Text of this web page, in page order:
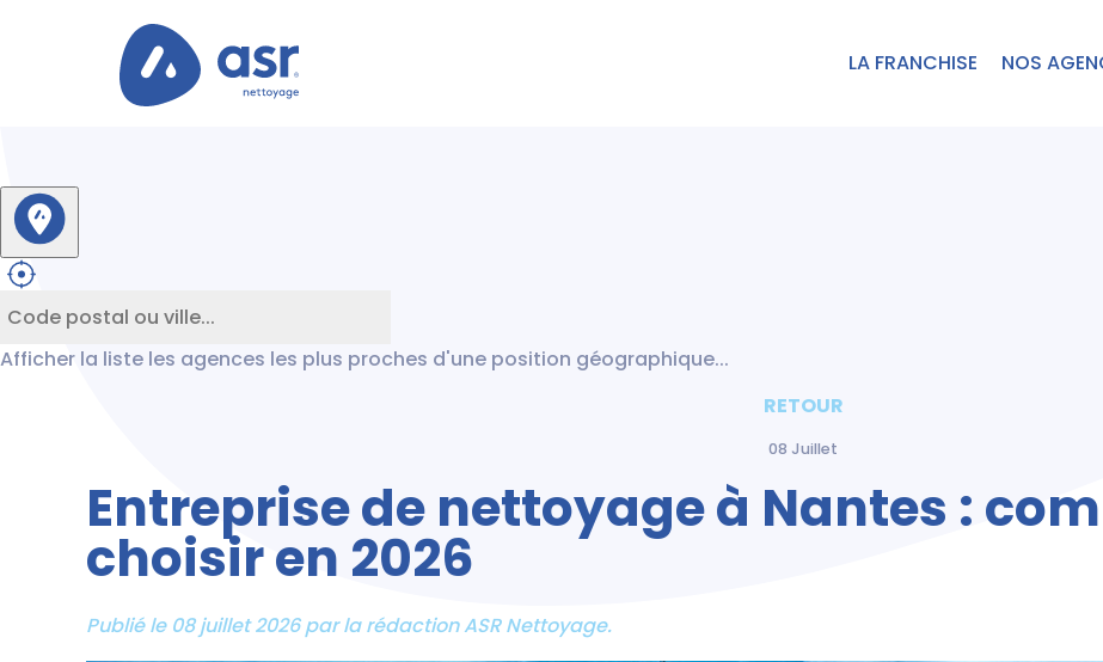
LA FRANCHISE NOS
Afficher la liste les agences les plus proches d'une position géographique...
RETOUR
08 Juillet
Entreprise de nettoyage à Nantes :
choisir en 2026
Publié le 08 juillet 2026 par la rédaction ASR Nettoyage.